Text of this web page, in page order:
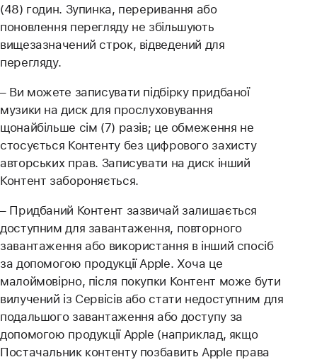
(48) годин. Зупинка, переривання або
поновлення перегляду не збільшують
вищезазначений строк, відведений для
перегляду.
– Ви можете записувати підбірку придбаної
музики на диск для прослуховування
щонайбільше сім (7) разів; це обмеження не
стосується Контенту без цифрового захисту
авторських прав. Записувати на диск інший
Контент забороняється.
– Придбаний Контент зазвичай залишається
доступним для завантаження, повторного
завантаження або використання в інший спосіб
за допомогою продукції Apple. Хоча це
малоймовірно, після покупки Контент може бути
вилучений із Сервісів або стати недоступним для
подальшого завантаження або доступу за
допомогою продукції Apple (наприклад, якщо
Постачальник контенту позбавить Apple права